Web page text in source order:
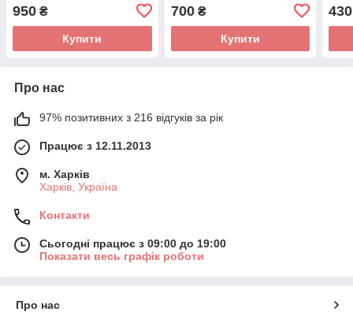
950 ₴
Купити
700₴
Купити
430
Про нас
97% позитивних з 216 відгуків за рік
Працює з 12.11.2013
м. Харків
Харків, Україна
Контакти
Сьогодні працює з 09:00 до 19:00
Показати весь графік роботи
Про нас